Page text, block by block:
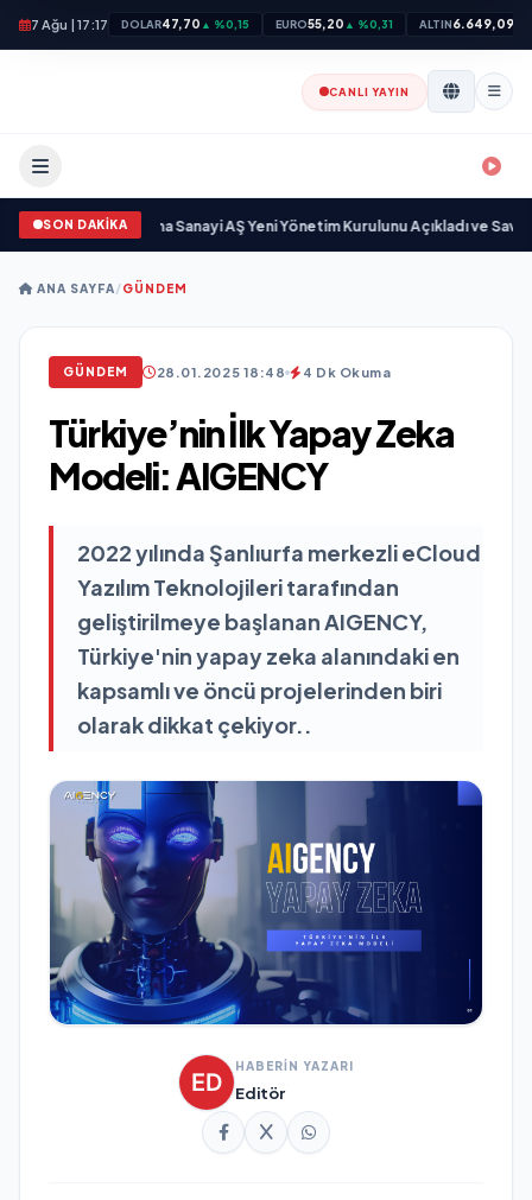
7 Ağu | 17:17 DOLAR47,70 ▲ %0,15 EURO55,20 ▲ %0,31 ALTIN6.649,09
CANLI YAYIN
SON DAKİKA
Savunma Sanayi AŞ Yeni Yönetim Kurulunu Açıkladı ve Savunma
ANA SAYFA/GÜNDEM
GÜNDEM 28.01.2025 18:48 4 Dk Okuma
Türkiye’nin İlk Yapay Zeka
Modeli: AIGENCY
2022 yılında Şanlıurfa merkezli eCloud
Yazılım Teknolojileri tarafından
geliştirilmeye başlanan AIGENCY,
Türkiye'nin yapay zeka alanındaki en
kapsamlı ve öncü projelerinden biri
olarak dikkat çekiyor..
HABERİN YAZARI
Editör